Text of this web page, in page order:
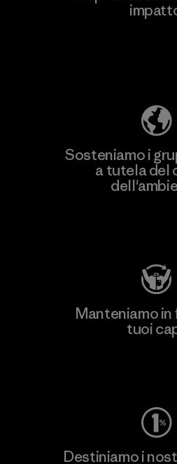
Sosteniamo i
a tutela del
Manteniamo in
tuoi
Destiniamo i